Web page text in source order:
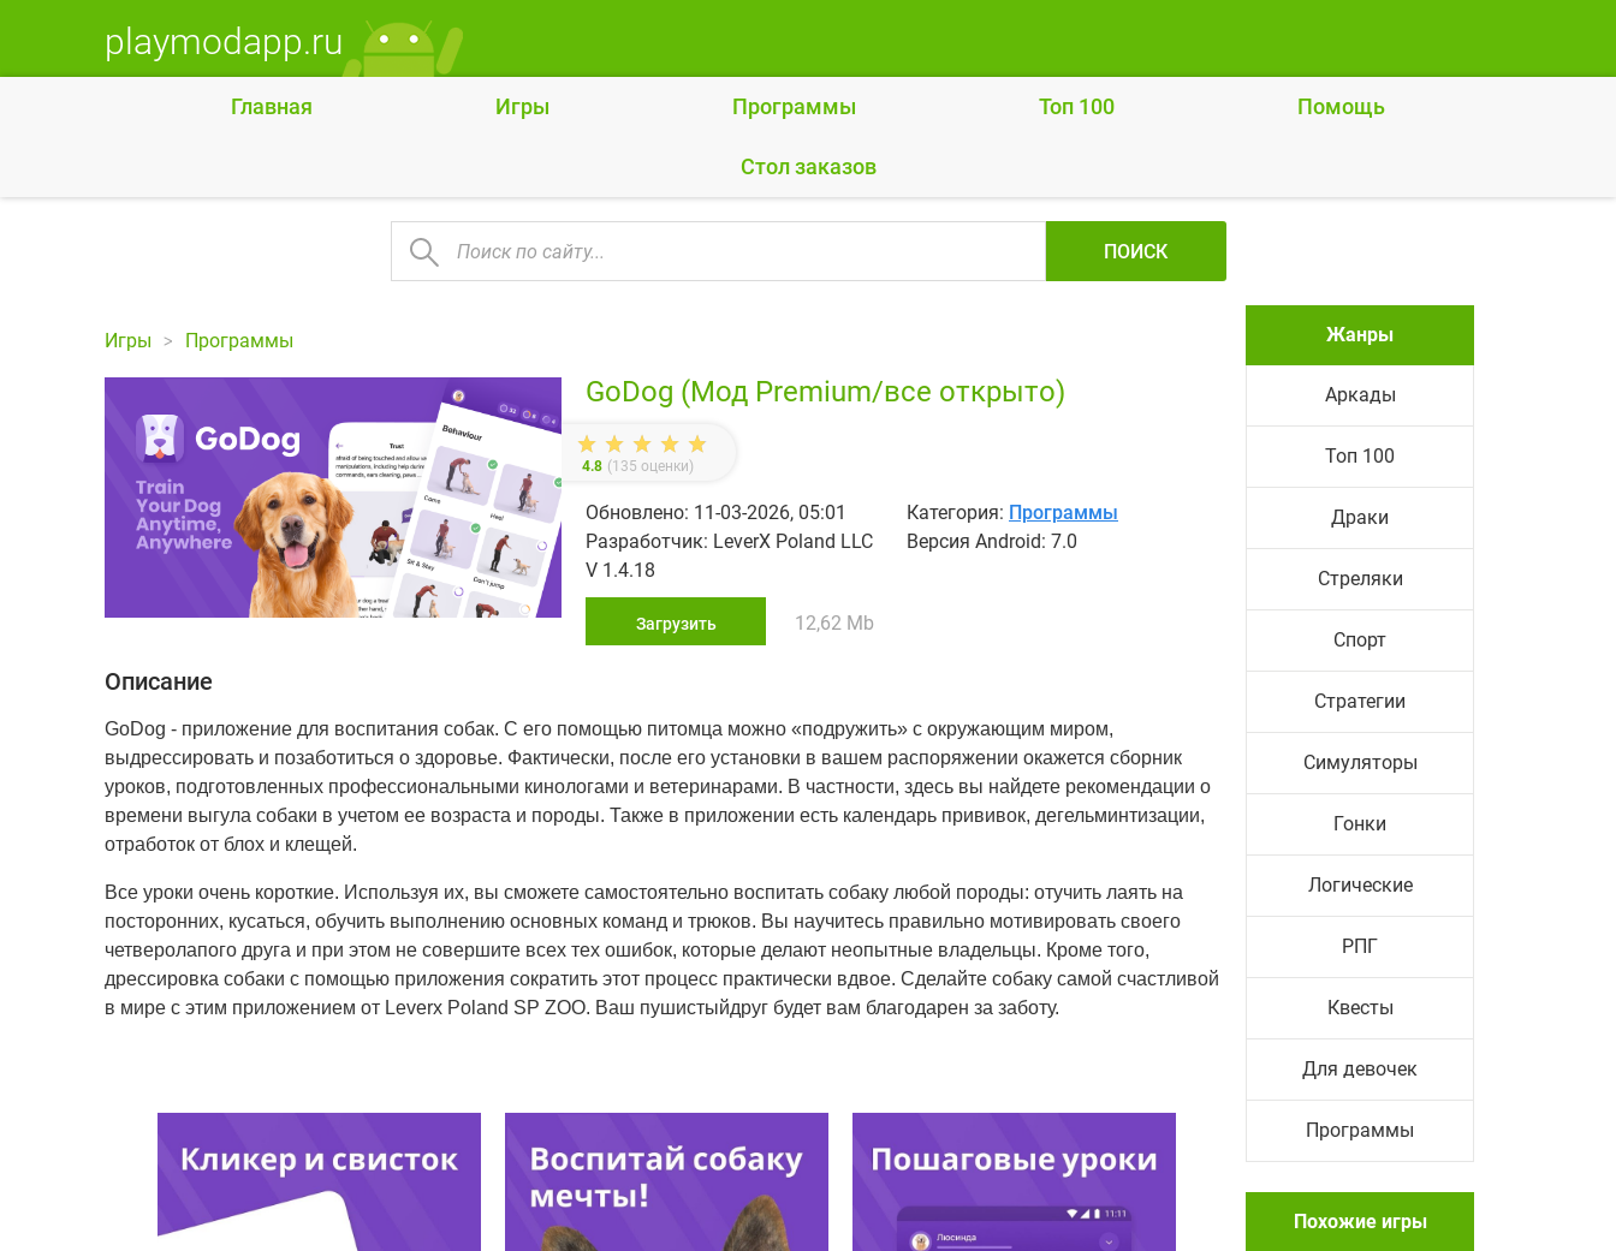
playmodapp.ru
Главная Игры Программы Топ 100 Помощь
Cтол заказов
ПОИСК
Игры Программы
GoDog (Мод Premium/все открыто)
4.8 (135 оценки)
Обновлено: 11-03-2026, 05:01 Категория: Программы
Разработчик: LeverX Poland LLC
Версия Android: 7.0
V 1.4.18
Загрузить 12,62 Mb
Описание
GoDog - приложение для воспитания собак. С его помощью питомца можно «подружить» с окружающим миром,
выдрессировать и позаботиться о здоровье. Фактически, после его установки в вашем распоряжении окажется сборник
уроков, подготовленных профессиональными кинологами и ветеринарами. В частности, здесь вы найдете рекомендации о
времени выгула собаки в учетом ее возраста и породы. Также в приложении есть календарь прививок, дегельминтизации,
отработок от блох и клещей.
Все уроки очень короткие. Используя их, вы сможете самостоятельно воспитать собаку любой породы: отучить лаять на
посторонних, кусаться, обучить выполнению основных команд и трюков. Вы научитесь правильно мотивировать своего
четверолапого друга и при этом не совершите всех тех ошибок, которые делают неопытные владельцы. Кроме того,
дрессировка собаки с помощью приложения сократить этот процесс практически вдвое. Сделайте собаку самой счастливой
в мире с этим приложением от Leverx Poland SP ZOO. Ваш пушистыйдруг будет вам благодарен за заботу.
Жанры
Аркады
Топ 100
Драки
Стреляки
Спорт
Стратегии
Симуляторы
Гонки
Логические
РПГ
Квесты
Для девочек
Программы
Похожие игры